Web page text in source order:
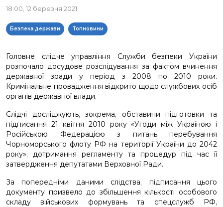
18:00, 12 березня 2021
Безпека держави Топновини
Головне слідче управління Служби безпеки України
розпочало досудове розслідування за фактом вчинення
державної зради у період з 2008 по 2010 роки.
Кримінальне провадження відкрито щодо службових осіб
органів державної влади.
Слідчі досліджують, зокрема, обставини підготовки та
підписання 21 квітня 2010 року «Угоди між Україною і
Російською Федерацією з питань перебування
Чорноморського флоту РФ на території України до 2042
року», дотримання регламенту та процедур під час її
затвердження депутатами Верховної Ради.
За попередніми даними слідства, підписання цього
документу призвело до збільшення кількості особового
складу військових формувань та спецслужб РФ,